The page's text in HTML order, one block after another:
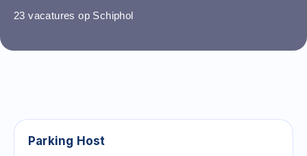
23 vacatures op Schiphol
Parking Host